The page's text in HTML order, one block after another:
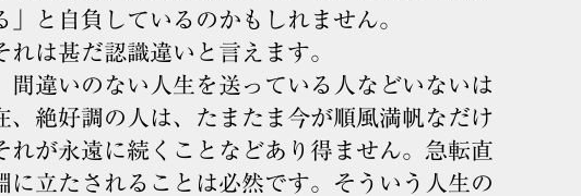
」と自負しているのかもしれません。
は甚だ認識違いと言えます。
違いのない人生を送っている人などいないは
、絶好調の人は、たまたま今が順風満帆なだけ
れが永遠に続くことなどあり得ません。急転直
に立たされることは必然です。そういう人生の